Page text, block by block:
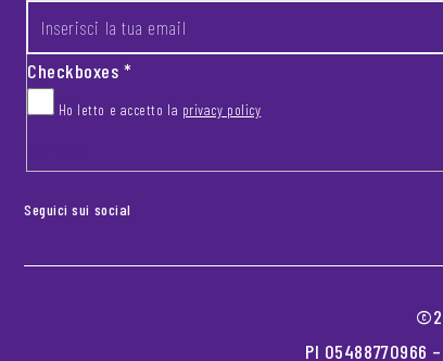
Checkboxes*
Ho letto e accetto la privacy policy
Seguici sui social
PI 05488770966 –